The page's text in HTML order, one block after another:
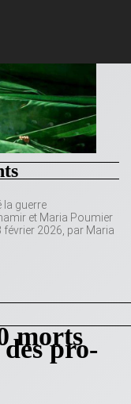
la guerre
et Maria Poumier
2026, par Maria
morts
pro-